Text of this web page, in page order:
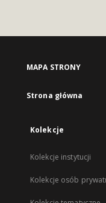
MAPA STRONY
Strona główna
Kolekcje
Kolekcje instytucji
Kolekcje osób